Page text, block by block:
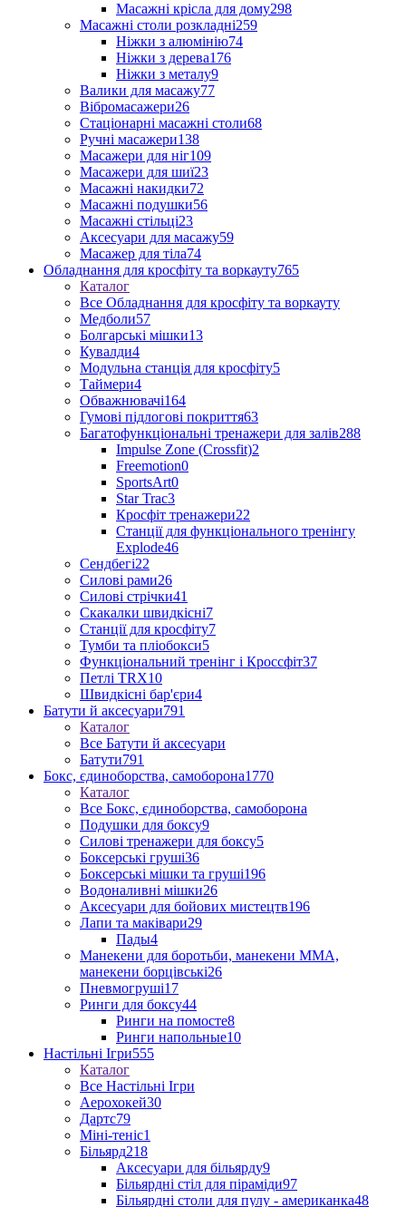
Масажні крісла для дому298
Масажні столи розкладні259
Ніжки з алюмінію74
Ніжки з дерева176
Ніжки з металу9
Валики для масажу77
Вібромасажери26
Стаціонарні масажні столи68
Ручні масажери138
Масажери для ніг109
Масажери для шиї23
Масажні накидки72
Масажні подушки56
Масажні стільці23
Аксесуари для масажу59
Масажер для тіла74
Обладнання для кросфіту та воркауту765
Каталог
Все Обладнання для кросфіту та воркауту
Медболи57
Болгарські мішки13
Кувалди4
Модульна станція для кросфіту5
Таймери4
Обважнювачі164
Гумові підлогові покриття63
Багатофункціональні тренажери для залів288
Impulse Zone (Crossfit)2
Freemotion0
SportsArt0
Star Trac3
Кросфіт тренажери22
Станції для функціонального тренінгу
Explode46
Сендбегі22
Силові рами26
Силові стрічки41
Скакалки швидкісні7
Станції для кросфіту7
Тумби та пліобокси5
Функціональний тренінг і Кроссфіт37
Петлі TRX10
Швидкісні бар'єри4
Батути й аксесуари791
Каталог
Все Батути й аксесуари
Батути791
Бокс, єдиноборства, самоборона1770
Каталог
Все Бокс, єдиноборства, самоборона
Подушки для боксу9
Силові тренажери для боксу5
Боксерські груші36
Боксерські мішки та груші196
Водоналивні мішки26
Аксесуари для бойових мистецтв196
Лапи та маківари29
Пады4
Манекени для боротьби, манекени ММА,
манекени борцівські26
Пневмогруші17
Ринги для боксу44
Ринги на помосте8
Ринги напольные10
Настільні Ігри555
Каталог
Все Настільні Ігри
Аерохокей30
Дартс79
Міні-теніс1
Більярд218
Аксесуари для більярду9
Більярдні стіл для піраміди97
Більярдні столи для пулу - американка48